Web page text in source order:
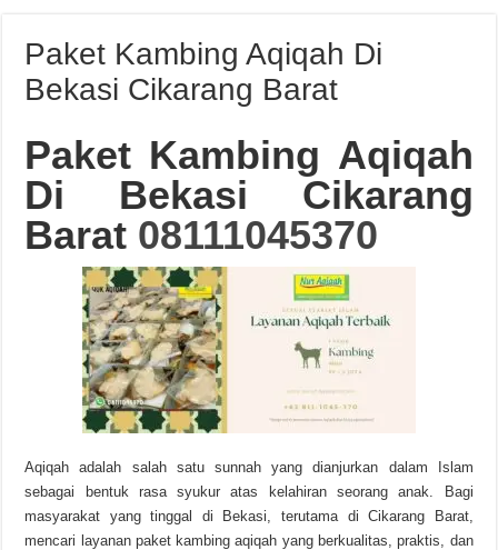
Paket Kambing Aqiqah Di
Bekasi Cikarang Barat
Paket Kambing Aqiqah
Di Bekasi Cikarang
Barat 08111045370
Aqiqah adalah salah satu sunnah yang dianjurkan dalam Islam
sebagai bentuk rasa syukur atas kelahiran seorang anak. Bagi
masyarakat yang tinggal di Bekasi, terutama di Cikarang Barat,
mencari layanan paket kambing aqiqah yang berkualitas, praktis, dan